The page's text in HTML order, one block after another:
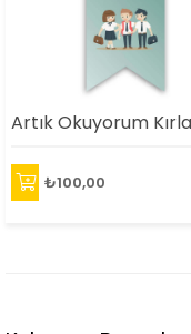
₺100,00